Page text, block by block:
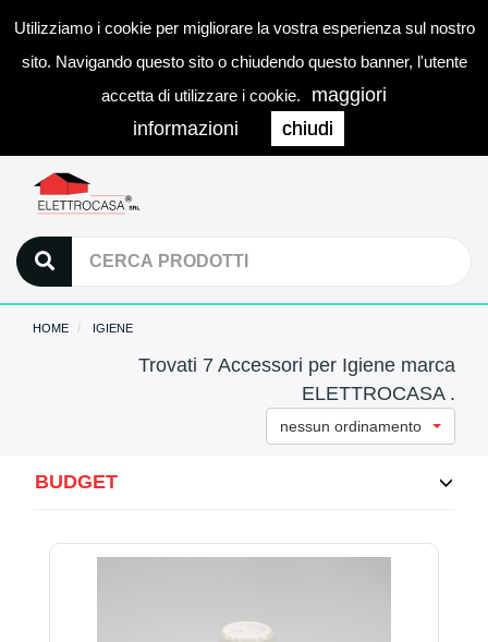
Utilizziamo i cookie per migliorare la vostra esperienza sul nostro
sito. Navigando questo sito o chiudendo questo banner, l'utente
accetta di utilizzare i cookie.
maggiori
informazioni
chiudi
0
HOME IGIENE
Trovati 7 Accessori per Igiene marca
ELETTROCASA .
nessun ordinamento
BUDGET